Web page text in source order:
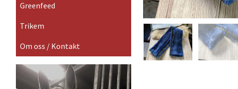
Greenfeed
Trikem
Om oss / Kontakt